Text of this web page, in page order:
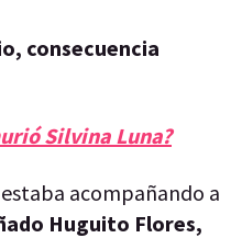
consecuencia
Silvina Luna?
acompañando a
Huguito Flores,